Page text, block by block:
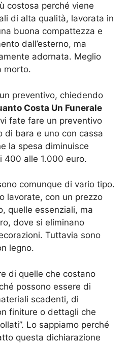
costosa perché viene
di alta qualità, lavorata in
buona compattezza e
dall’esterno, ma
adornata. Meglio
morto.
preventivo, chiedendo
Costa Un Funerale
fate fare un preventivo
di bara e uno con cassa
la spesa diminuisce
400 alle 1.000 euro.
comunque di vario tipo.
lavorate, con un prezzo
quelle essenziali, ma
dove si eliminano
Tuttavia sono
legno.
di quelle che costano
possono essere di
scadenti, di
finiture o dettagli che
Lo sappiamo perché
questa dichiarazione